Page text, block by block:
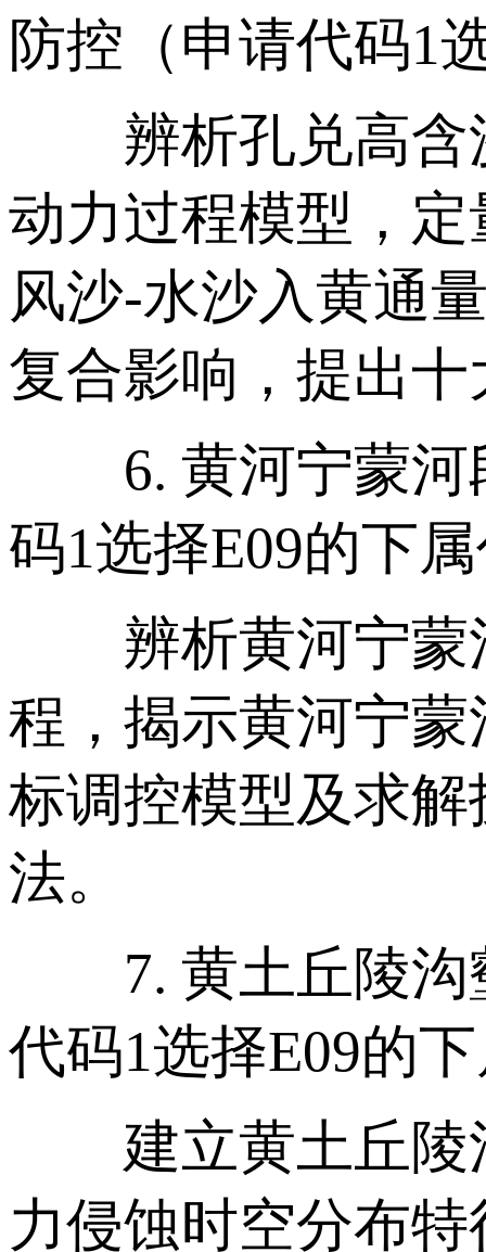
防控（申请代码1
辨析孔兑高含
动力过程模型，
风沙-水沙入黄通
复合影响，提出
6. 黄河宁蒙河
码1选择E09的下
辨析黄河宁蒙
程，揭示黄河宁
标调控模型及求
法。
7. 黄土丘陵沟
代码1选择E09的
建立黄土丘陵
力侵蚀时空分布